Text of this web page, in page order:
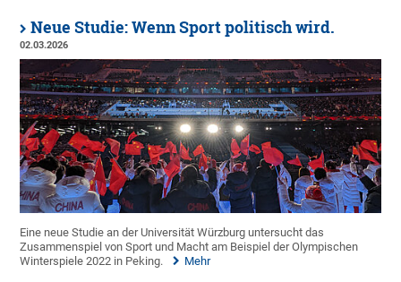
Neue Studie: Wenn Sport politisch wird.
02.03.2026
Eine neue Studie an der Universität Würzburg untersucht das
Zusammenspiel von Sport und Macht am Beispiel der Olympischen
Winterspiele 2022 in Peking.
Mehr